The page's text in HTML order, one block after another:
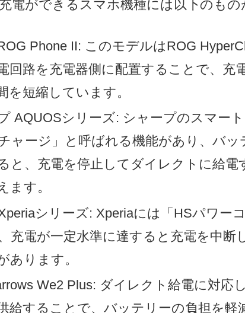
電ができるスマホ機種には以下のもの
Phone II: このモデルはROG
回路を充電器側に配置することで、充
を短縮しています。
AQUOSシリーズ: シャープのスマー
ャージ」と呼ばれる機能があり、バ
と、充電を停止してダイレクトに給
ます。
シリーズ: Xperiaには「HSパワー
充電が一定水準に達すると充電を中断
あります。
We2 Plus: ダイレクト給電に対応
給することで、バッテリーの負担を軽